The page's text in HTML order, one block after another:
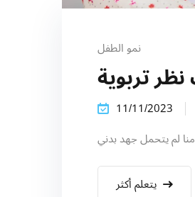
نمو الطفل
تربوية
11/11/2023
يتعلم أكثر